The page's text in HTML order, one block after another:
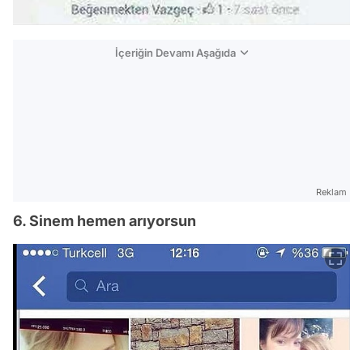
İçeriğin Devamı Aşağıda
Reklam
6. Sinem hemen arıyorsun